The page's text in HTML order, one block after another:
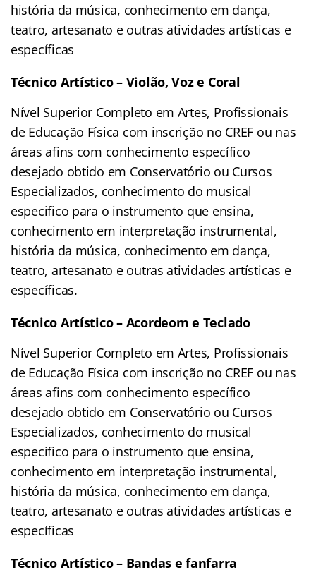
história da música, conhecimento em dança,
teatro, artesanato e outras atividades artísticas e
específicas
Técnico Artístico – Violão, Voz e Coral
Nível Superior Completo em Artes, Profissionais
de Educação Física com inscrição no CREF ou nas
áreas afins com conhecimento específico
desejado obtido em Conservatório ou Cursos
Especializados, conhecimento do musical
especifico para o instrumento que ensina,
conhecimento em interpretação instrumental,
história da música, conhecimento em dança,
teatro, artesanato e outras atividades artísticas e
específicas.
Técnico Artístico – Acordeom e Teclado
Nível Superior Completo em Artes, Profissionais
de Educação Física com inscrição no CREF ou nas
áreas afins com conhecimento específico
desejado obtido em Conservatório ou Cursos
Especializados, conhecimento do musical
especifico para o instrumento que ensina,
conhecimento em interpretação instrumental,
história da música, conhecimento em dança,
teatro, artesanato e outras atividades artísticas e
específicas
Técnico Artístico – Bandas e fanfarra